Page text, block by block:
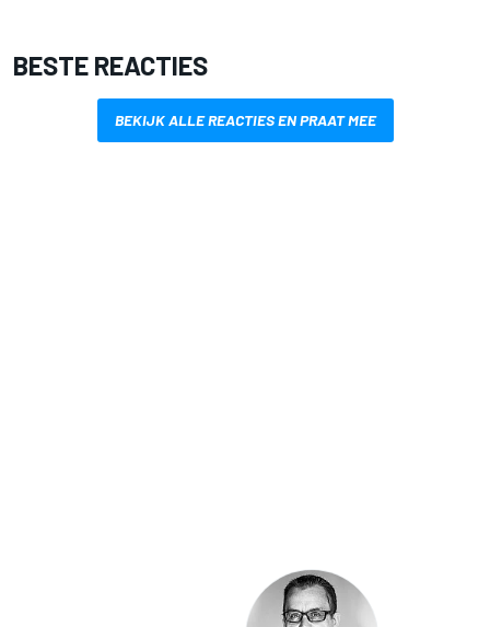
BESTE REACTIES
BEKIJK ALLE REACTIES EN PRAAT MEE